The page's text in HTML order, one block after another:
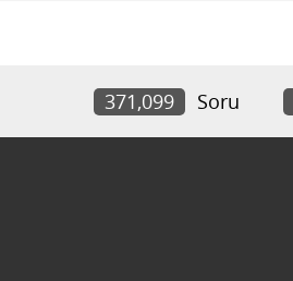
371,099 Soru